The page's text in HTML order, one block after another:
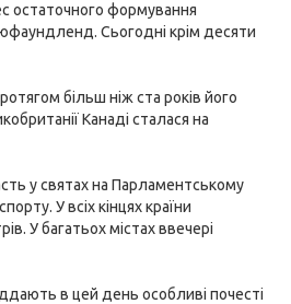
остаточного формування
Сьогодні крім десяти
більш ніж ста років його
Канаді сталася на
у святах на Парламентському
У всіх кінцях країни
У багатьох містах ввечері
в цей день особливі почесті